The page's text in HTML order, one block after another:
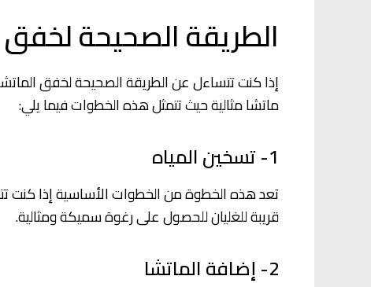
الطريقة الصحيحة
إذا كنت تتساءل عن الطريقة الصحيحة لخفق
ماتشا مثالية حيث تتمثل هذه الخطوات فيما يلي:
1- تسخين المياه
تعد هذه الخطوة من الخطوات الأساسية إذا كنت
قريبة للغليان للحصول على رغوة سميكة ومثالية.
2- إضافة الماتشا